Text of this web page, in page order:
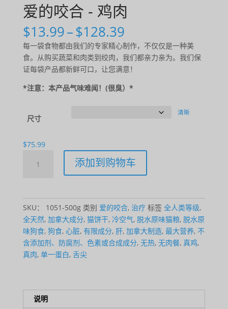
爱的咬合 - 鸡肉
$13.99–$128.39价
格
范
围：
$13.99
至
每一袋食物都由我们的专家精心制作，不仅仅是一种美
食。从购买蔬菜和肉类到绞肉，我们都亲力亲为。我们保
证每袋产品都新鲜可口，让您满意！
*注意：本产品气味难闻！(很臭）*
尺寸
清晰
$75.99
Bites
量
添加到购物车
SKU： 1051-500g 类别 爱的咬合, 治疗 标签 全人类等级,
全天然, 加拿大成分, 猫饼干, 冷空气, 脱水原味猫粮, 脱水原
味狗食, 狗食, 心脏, 有限成分, 肝, 加拿大制造, 最大营养, 不
含添加剂、防腐剂、色素或合成成分, 无热, 无肉餐, 真鸡,
真肉, 单一蛋白, 舌尖
说明